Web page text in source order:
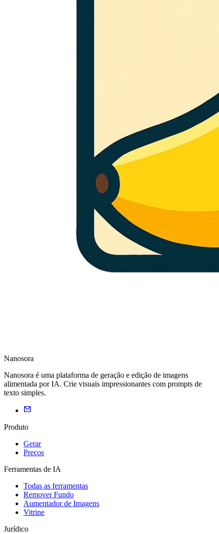
Nanosora
Nanosora é uma plataforma de geração e edição de imagens
alimentada por IA. Crie visuais impressionantes com prompts de
texto simples.
Produto
Gerar
Preços
Ferramentas de IA
Todas as ferramentas
Remover Fundo
Aumentador de Imagens
Vitrine
Jurídico